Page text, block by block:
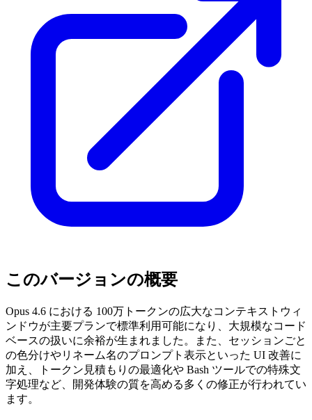
このバージョンの概要
Opus 4.6 における 100万トークンの広大なコンテキストウィ
ンドウが主要プランで標準利用可能になり、大規模なコード
ベースの扱いに余裕が生まれました。また、セッションごと
の色分けやリネーム名のプロンプト表示といった UI 改善に
加え、トークン見積もりの最適化や Bash ツールでの特殊文
字処理など、開発体験の質を高める多くの修正が行われてい
ます。